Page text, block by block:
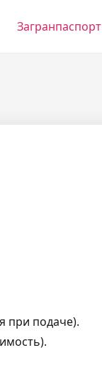
Загранпаспорт
при подаче).